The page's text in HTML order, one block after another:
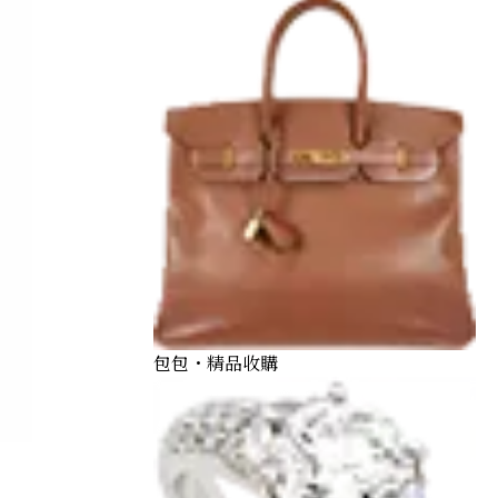
包包・精品收購